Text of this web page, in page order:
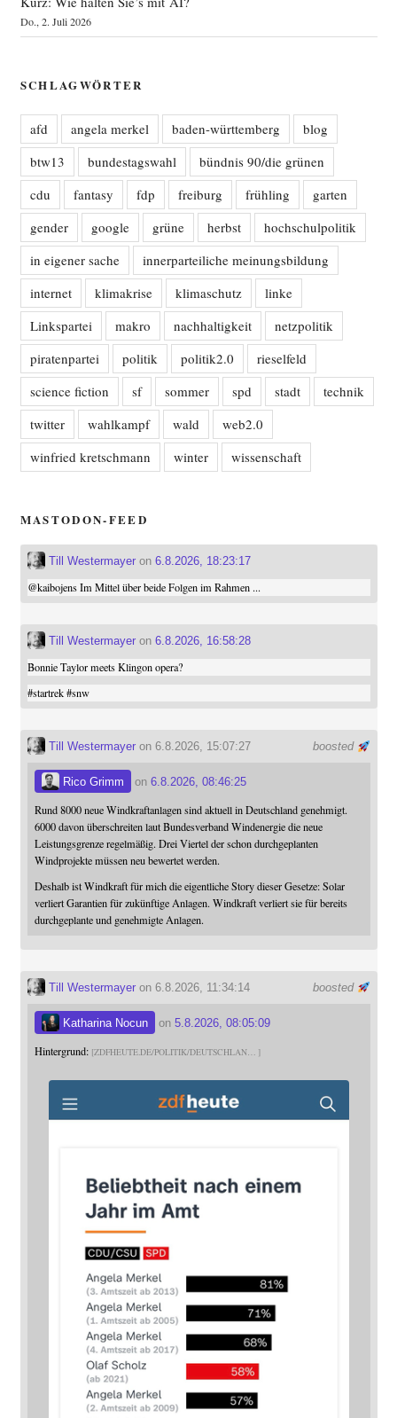
Do., 2. Juli 2026
SCHLAGWÖRTER
afd angela merkel baden-württemberg
blog
btw13
bundestagswahl
bündnis 90/die grünen
cdu
fantasy fdp freiburg frühling
garten
gender
google grüne herbst
hochschulpolitik
in eigener sache
innerparteiliche meinungsbildung
internet
klimakrise klimaschutz
linke
Linkspartei
makro nachhaltigkeit
netzpolitik
piratenpartei
politik politik2.0
rieselfeld
science fiction
sf sommer spd stadt
technik
twitter
wahlkampf wald
web2.0
winfried kretschmann
winter wissenschaft
MASTODON-FEED
Till Westermayeron 6.8.2026, 18:23:17
@kaibojensIm Mittel über beide Folgen im Rahmen ...
Till Westermayeron 6.8.2026, 16:58:28
Bonnie Taylor meets Klingon opera?
#startrek #snw
boosted
Till Westermayeron 6.8.2026, 15:07:27
Rico Grimm on 6.8.2026, 08:46:25
Rund 8000 neue Windkraftanlagen sind aktuell in Deutschland genehmigt.
6000 davon überschreiten laut Bundesverband Windenergie die neue
Leistungsgrenze regelmäßig. Drei Viertel der schon durchgeplanten
Windprojekte müssen neu bewertet werden.
Deshalb ist Windkraft für mich die eigentliche Story dieser Gesetze: Solar
verliert Garantien für zukünftige Anlagen. Windkraft verliert sie für bereits
durchgeplante und genehmigte Anlagen.
boosted
Till Westermayeron 6.8.2026, 11:34:14
Katharina Nocun on 5.8.2026, 08:05:09
Hintergrund: ZDFHEUTE.DE/POLITIK/DEUTSCHLAN